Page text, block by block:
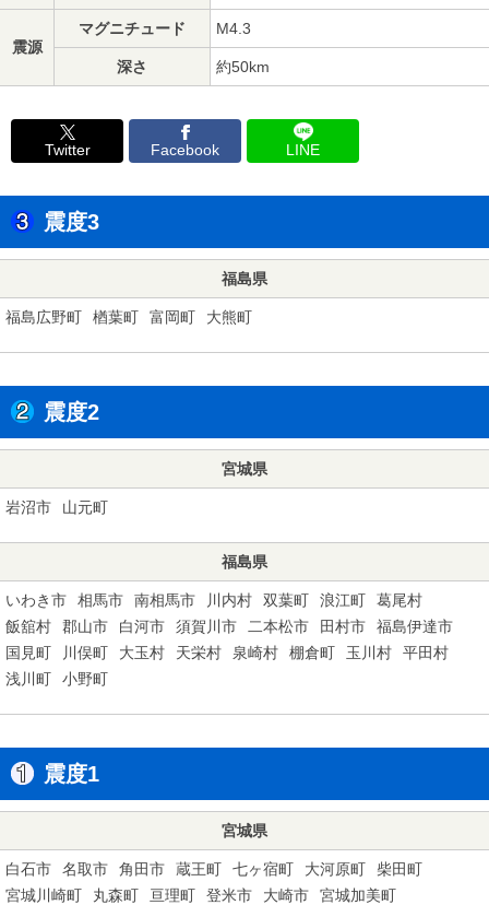
震源
マグニチュード M4.3
深さ 約50km
Twitter Facebook LINE
震度3
福島県
福島広野町 楢葉町 富岡町 大熊町
震度2
宮城県
岩沼市 山元町
福島県
いわき市 相馬市 南相馬市 川内村 双葉町 浪江町
葛尾村
飯舘村
郡山市 白河市 須賀川市 二本松市 田村市
福島伊達市
国見町
川俣町 大玉村 天栄村 泉崎村 棚倉町 玉川村
平田村
浅川町
小野町
震度1
宮城県
白石市 名取市 角田市 蔵王町 七ヶ宿町 大河原町
柴田町
宮城川崎町
丸森町 亘理町 登米市 大崎市
宮城加美町